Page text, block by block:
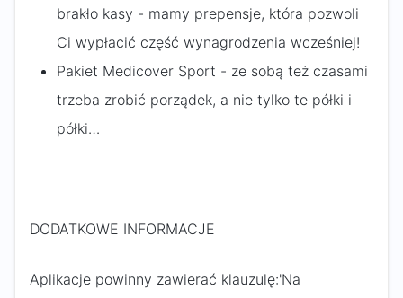
brakło kasy - mamy prepensje, która pozwoli
Ci wypłacić część wynagrodzenia wcześniej!
Pakiet Medicover Sport - ze sobą też czasami
trzeba zrobić porządek, a nie tylko te półki i
półki…
DODATKOWE INFORMACJE
Aplikacje powinny zawierać klauzulę:'Na